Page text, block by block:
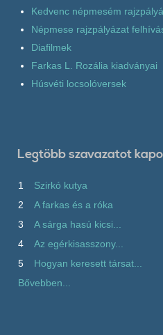
Kedvenc népmesém
Népmese rajzpályázat
Diafilmek
Farkas L. Rozália kiadványai
Húsvéti locsolóversek
Legtöbb szavazatot
1
Szirkó kutya
2
A farkas és a róka
3
A sárga hasú kicsi...
4
Az egérkisasszony...
5
Hogyan keresett társat...
Bővebben...